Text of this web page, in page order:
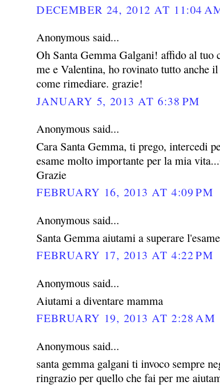
DECEMBER 24, 2012 AT 11:04
Anonymous said...
Oh Santa Gemma Galgani! affido al tuo
me e Valentina, ho rovinato tutto anche
come rimediare. grazie!
JANUARY 5, 2013 AT 6:38 PM
Anonymous said...
Cara Santa Gemma, ti prego, intercedi
esame molto importante per la mia
Grazie
FEBRUARY 16, 2013 AT 4:09 PM
Anonymous said...
Santa Gemma aiutami a superare
FEBRUARY 17, 2013 AT 4:22 PM
Anonymous said...
Aiutami a diventare mamma
FEBRUARY 19, 2013 AT 2:28 AM
Anonymous said...
santa gemma galgani ti invoco sempre
ringrazio per quello che fai per me